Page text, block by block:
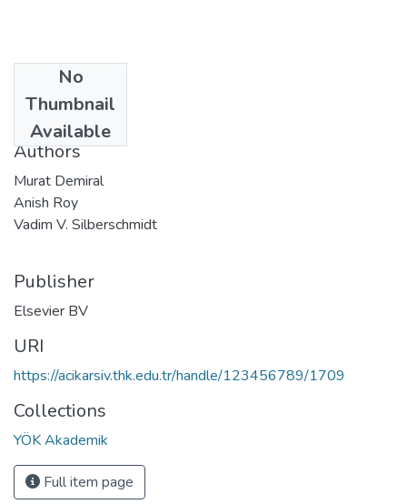
No
Thumbnail
Available
2013-11
Authors
Murat Demiral
Anish Roy
Vadim V. Silberschmidt
Publisher
Elsevier BV
URI
https://acikarsiv.thk.edu.tr/handle/123456789/1709
Collections
YÖK Akademik
Full item page